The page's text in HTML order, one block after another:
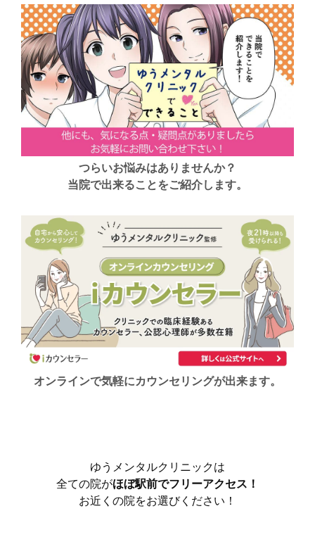
つらいお悩みはありませんか？
当院で出来ることをご紹介します。
オンラインで気軽にカウンセリングが出来ます。
ゆうメンタルクリニックは
全ての院がほぼ駅前でフリーアクセス！
お近くの院をお選びください！